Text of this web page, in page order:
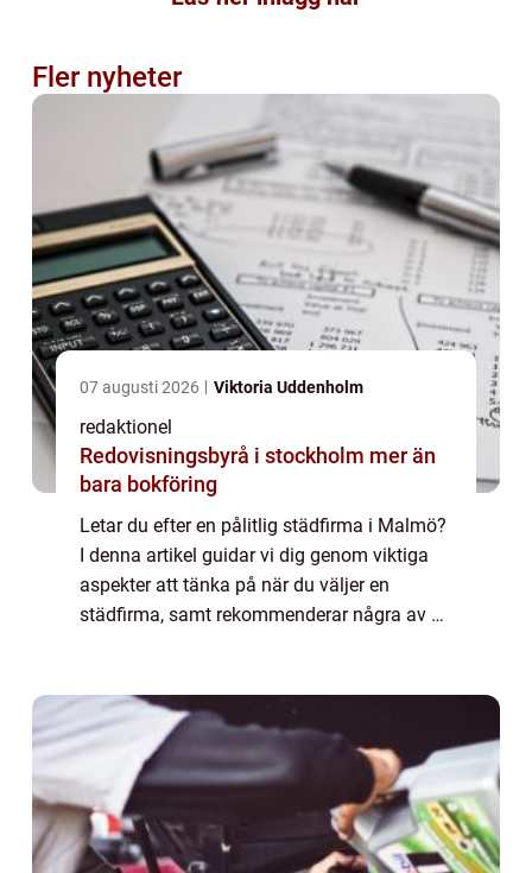
Fler nyheter
07 augusti 2026 Viktoria Uddenholm
redaktionel
Redovisningsbyrå i stockholm mer än
bara bokföring
Letar du efter en pålitlig städfirma i Malmö?
I denna artikel guidar vi dig genom viktiga
aspekter att tänka på när du väljer en
städfirma, samt rekommenderar några av de